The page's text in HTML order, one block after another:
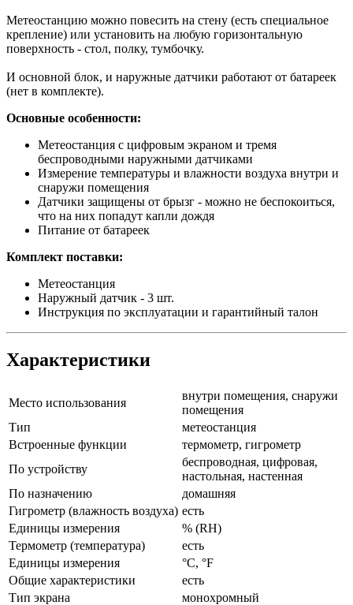
Метеостанцию можно повесить на стену (есть специальное
крепление) или установить на любую горизонтальную
поверхность - стол, полку, тумбочку.
И основной блок, и наружные датчики работают от батареек
(нет в комплекте).
Основные особенности:
Метеостанция с цифровым экраном и тремя
беспроводными наружными датчиками
Измерение температуры и влажности воздуха внутри и
снаружи помещения
Датчики защищены от брызг - можно не беспокоиться,
что на них попадут капли дождя
Питание от батареек
Комплект поставки:
Метеостанция
Наружный датчик - 3 шт.
Инструкция по эксплуатации и гарантийный талон
Характеристики
Место использования
внутри помещения, снаружи
помещения
Тип
метеостанция
Встроенные функции
термометр, гигрометр
По устройству
беспроводная, цифровая,
настольная, настенная
По назначению
домашняя
Гигрометр (влажность воздуха) есть
Единицы измерения
% (RH)
Термометр (температура)
есть
Единицы измерения
°C, °F
Общие характеристики
есть
Тип экрана
монохромный